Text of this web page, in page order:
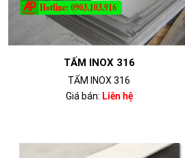
TẤM INOX 316
TẤM INOX 316
Giá bán: Liên hệ